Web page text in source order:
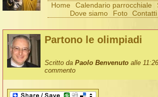
Home Calendario parrocchiale
Dove siamo
Foto Contatti
Partono le olimpiadi
Scritto da Paolo Benvenuto alle 11:26
commento